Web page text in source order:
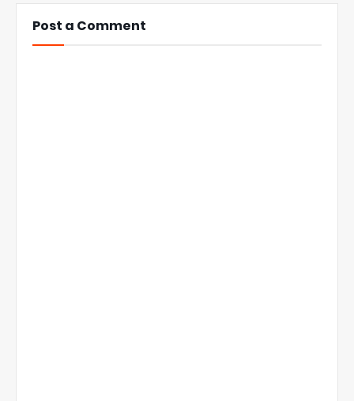
Post a Comment